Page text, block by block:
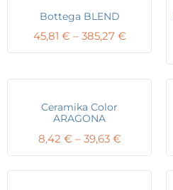
Bottega BLEND
45,81 € – 385,27 €Price
range:
through
Ceramika Color
ARAGONA
8,42 € – 39,63 €Price
range:
8,42 €